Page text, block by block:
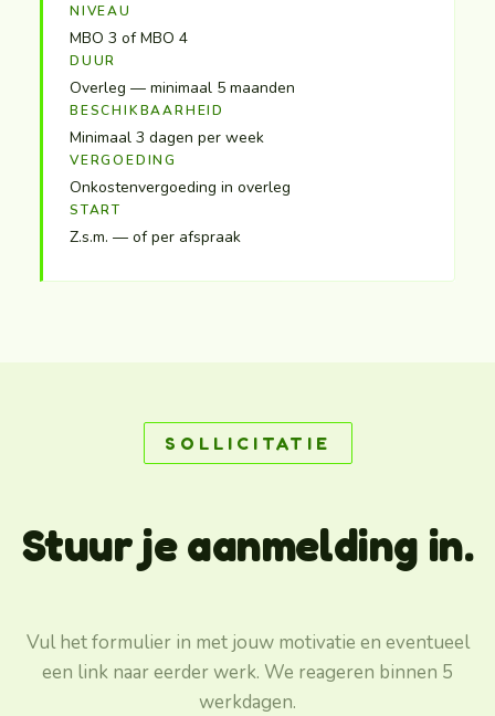
NIVEAU
MBO 3 of MBO 4
DUUR
Overleg — minimaal 5 maanden
BESCHIKBAARHEID
Minimaal 3 dagen per week
VERGOEDING
Onkostenvergoeding in overleg
START
Z.s.m. — of per afspraak
SOLLICITATIE
Stuur je aanmelding in.
Vul het formulier in met jouw motivatie en eventueel
een link naar eerder werk. We reageren binnen 5
werkdagen.